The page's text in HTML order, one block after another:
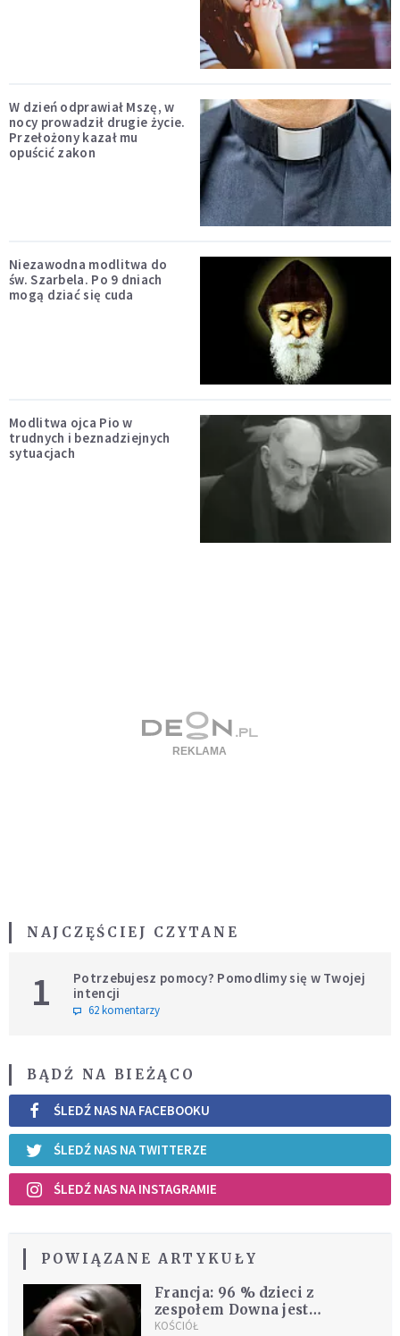
W dzień odprawiał Mszę, w
nocy prowadził drugie życie.
Przełożony kazał mu
opuścić zakon
Niezawodna modlitwa do
św. Szarbela. Po 9 dniach
mogą dziać się cuda
Modlitwa ojca Pio w
trudnych i beznadziejnych
sytuacjach
NAJCZĘŚCIEJ CZYTANE
1
Potrzebujesz pomocy? Pomodlimy się w Twojej
intencji
62 komentarzy
BĄDŹ NA BIEŻĄCO
ŚLEDŹ NAS NA FACEBOOKU
ŚLEDŹ NAS NA TWITTERZE
ŚLEDŹ NAS NA INSTAGRAMIE
POWIĄZANE ARTYKUŁY
Francja: 96 % dzieci z
zespołem Downa jest
zabijanych
KOŚCIÓŁ